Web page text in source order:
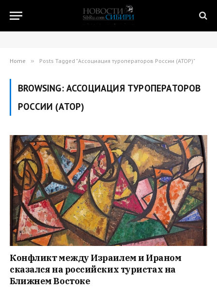
Home » Posts Tagged "Ассоциация туроператоров России (АТОР)"
BROWSING: АССОЦИАЦИЯ ТУРОПЕРАТОРОВ
РОССИИ (АТОР)
Конфликт между Израилем и Ираном
сказался на российских туристах на
Ближнем Востоке